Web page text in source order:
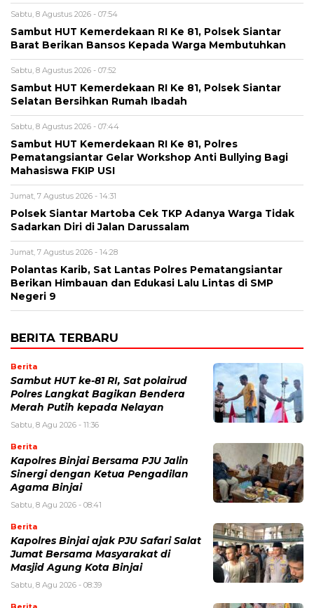
Sabtu, 8 Agustus 2026 - 07:54
Sambut HUT Kemerdekaan RI Ke 81, Polsek Siantar
Barat Berikan Bansos Kepada Warga Membutuhkan
Sabtu, 8 Agustus 2026 - 07:52
Sambut HUT Kemerdekaan RI Ke 81, Polsek Siantar
Selatan Bersihkan Rumah Ibadah
Sabtu, 8 Agustus 2026 - 07:44
Sambut HUT Kemerdekaan RI Ke 81, Polres
Pematangsiantar Gelar Workshop Anti Bullying Bagi
Mahasiswa FKIP USI
Jumat, 7 Agustus 2026 - 14:31
Polsek Siantar Martoba Cek TKP Adanya Warga Tidak
Sadarkan Diri di Jalan Darussalam
Jumat, 7 Agustus 2026 - 14:28
Polantas Karib, Sat Lantas Polres Pematangsiantar
Berikan Himbauan dan Edukasi Lalu Lintas di SMP
Negeri 9
BERITA TERBARU
Berita
Sambut HUT ke-81 RI, Sat polairud
Polres Langkat Bagikan Bendera
Merah Putih kepada Nelayan
Sabtu, 8 Agu 2026 - 11:36
Berita
Kapolres Binjai Bersama PJU Jalin
Sinergi dengan Ketua Pengadilan
Agama Binjai
Sabtu, 8 Agu 2026 - 08:41
Berita
Kapolres Binjai ajak PJU Safari Salat
Jumat Bersama Masyarakat di
Masjid Agung Kota Binjai
Sabtu, 8 Agu 2026 - 08:39